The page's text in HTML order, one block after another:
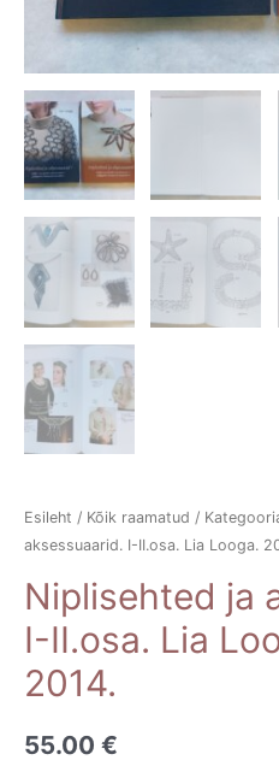
Esileht / Kõik raamatud /
aksessuaarid. I-II.osa. Lia Looga.
Niplisehted ja
I-II.osa. Lia
2014.
55.00 €